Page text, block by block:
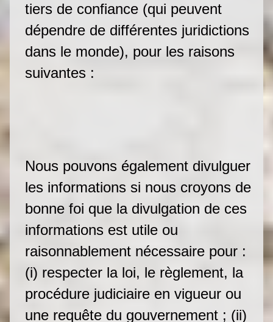
tiers de confiance (qui peuvent
dépendre de différentes juridictions
dans le monde), pour les raisons
suivantes :
Nous pouvons également divulguer
les informations si nous croyons de
bonne foi que la divulgation de ces
informations est utile ou
raisonnablement nécessaire pour :
(i) respecter la loi, le règlement, la
procédure judiciaire en vigueur ou
une requête du gouvernement ; (ii)